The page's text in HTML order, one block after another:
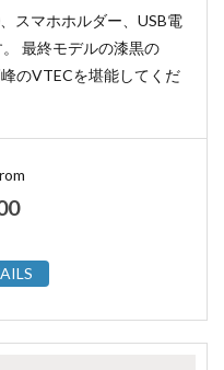
スマホホルダー、USB電
最終モデルの漆黒の
のVTECを堪能してくだ